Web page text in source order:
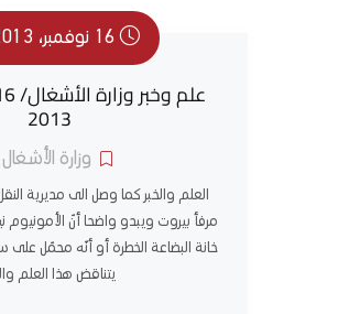
16 نوفمبر، 2013
2013
وزارة الأشغال
العلم والخبر كما وصل الى مديرية
مرفأ بيروت ويبدو واضحا أنّ الأمونيوم
خانة البضاعة الخطرة أو أنّه محمّل على
يتناقض هذا العلم